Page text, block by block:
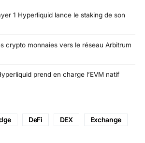
1 Hyperliquid lance le staking de son
crypto monnaies vers le réseau Arbitrum
prend en charge l’EVM natif
DeFi DEX Exchange